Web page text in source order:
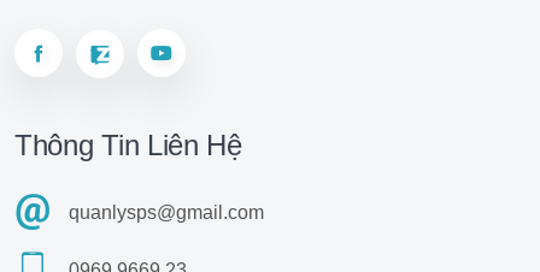
Thông Tin Liên Hệ
quanlysps@gmail.com